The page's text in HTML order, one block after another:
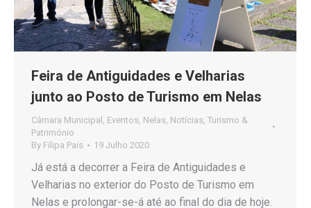
Feira de Antiguidades e Velharias
junto ao Posto de Turismo em Nelas
Câmara Municipal , Eventos, Nelas, Notícias, Turismo &
Património
By Filipa Pais 19 Julho 2020
Já está a decorrer a Feira de Antiguidades e
Velharias no exterior do Posto de Turismo em
Nelas e prolongar-se-á até ao final do dia de hoje.